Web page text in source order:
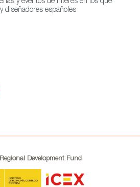
y eventos de interés en los que
diseñadores españoles
Development Fund